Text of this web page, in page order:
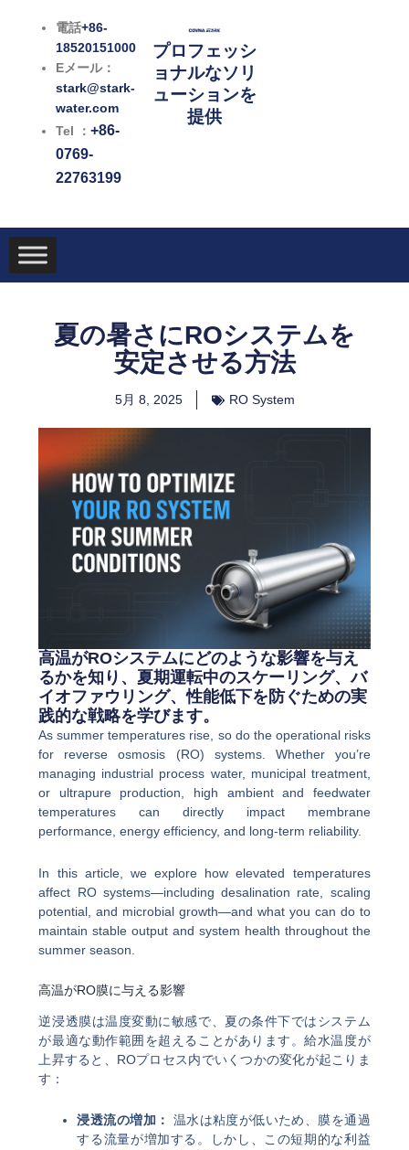
電話+86-
18520151000
Eメール：
stark@stark-
water.com
Tel ：+86-
0769-
22763199
プロフェッシ
ョナルなソリ
ューションを
提供
夏の暑さにROシステムを
安定させる方法
5月 8, 2025 RO System
高温がROシステムにどのような影響を与え
るかを知り、夏期運転中のスケーリング、バ
イオファウリング、性能低下を防ぐための実
践的な戦略を学びます。
As summer temperatures rise, so do the operational risks
for reverse osmosis (RO) systems. Whether you’re
managing industrial process water, municipal treatment,
or ultrapure production, high ambient and feedwater
temperatures can directly impact membrane
performance, energy efficiency, and long-term reliability.
In this article, we explore how elevated temperatures
affect RO systems—including desalination rate, scaling
potential, and microbial growth—and what you can do to
maintain stable output and system health throughout the
summer season.
高温がRO膜に与える影響
逆浸透膜は温度変動に敏感で、夏の条件下ではシステム
が最適な動作範囲を超えることがあります。給水温度が
上昇すると、ROプロセス内でいくつかの変化が起こりま
す：
浸透流の増加：
温水は粘度が低いため、膜を通過
する流量が増加する。しかし、この短期的な利益